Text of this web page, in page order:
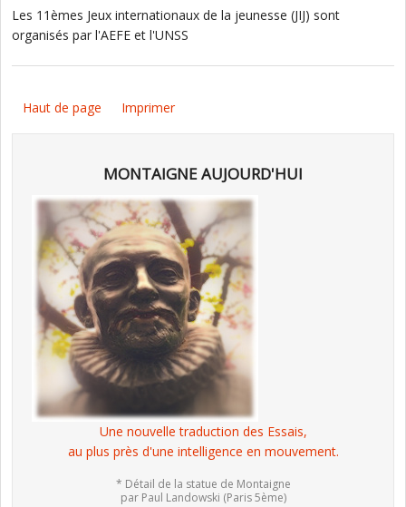
Les 11èmes Jeux internationaux de la jeunesse (JIJ) sont
organisés par l'AEFE et l'UNSS
Haut de page Imprimer
MONTAIGNE AUJOURD'HUI
Une nouvelle traduction des Essais,
au plus près d'une intelligence en mouvement.
* Détail de la statue de Montaigne
par Paul Landowski (Paris 5ème)